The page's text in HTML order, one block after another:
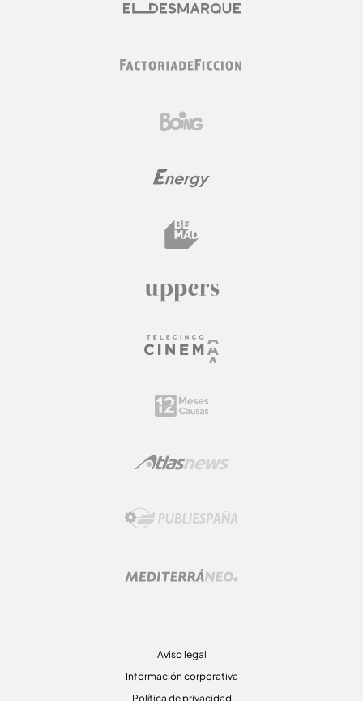
Aviso legal
Información corporativa
Política de privacidad